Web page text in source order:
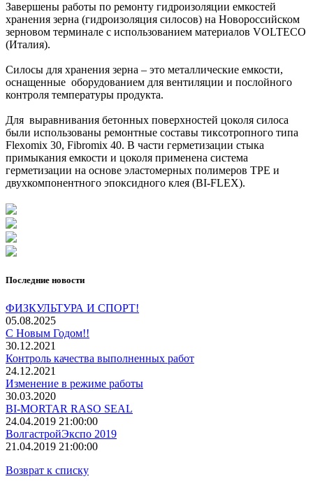
Завершены работы по ремонту гидроизоляции емкостей
хранения зерна (гидроизоляция силосов) на Новороссийском
зерновом терминале с использованием материалов VOLTECO
(Италия).
Силосы для хранения зерна – это металлические емкости,
оснащенные оборудованием для вентиляции и послойного
контроля температуры продукта.
Для выравнивания бетонных поверхностей цоколя силоса
были использованы ремонтные составы тиксотропного типа
Flexomix 30, Fibromix 40. В части герметизации стыка
примыкания емкости и цоколя применена система
герметизации на основе эластомерных полимеров ТРЕ и
двухкомпонентного эпоксидного клея (BI-FLEX).
Последние новости
ФИЗКУЛЬТУРА И СПОРТ!
05.08.2025
С Новым Годом!!
30.12.2021
Контроль качества выполненных работ
24.12.2021
Изменение в режиме работы
30.03.2020
BI-MORTAR RASO SEAL
24.04.2019 21:00:00
ВолгастройЭкспо 2019
21.04.2019 21:00:00
Возврат к списку